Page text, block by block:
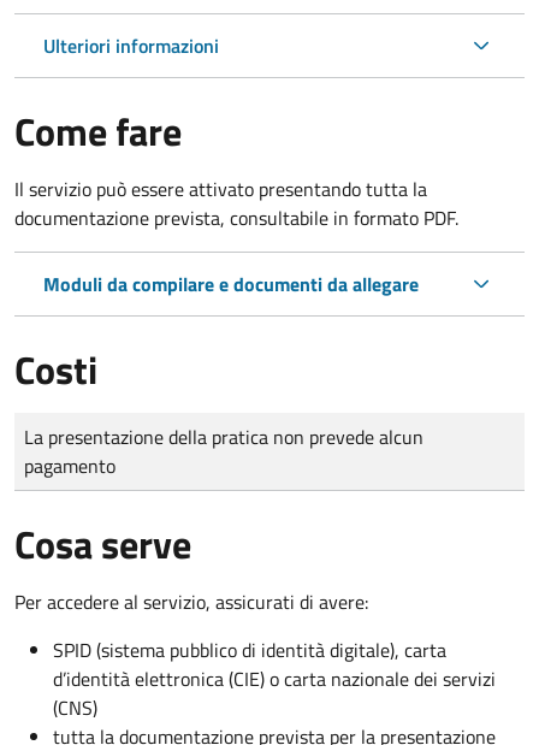
Ulteriori informazioni
Come fare
Il servizio può essere attivato presentando tutta la
documentazione prevista, consultabile in formato PDF.
Moduli da compilare e documenti da allegare
Costi
Tipo di pagamento
Importo
La presentazione della pratica non prevede alcun
pagamento
Cosa serve
Per accedere al servizio, assicurati di avere:
SPID (sistema pubblico di identità digitale), carta
d’identità elettronica (CIE) o carta nazionale dei servizi
(CNS)
tutta la documentazione prevista per la presentazione